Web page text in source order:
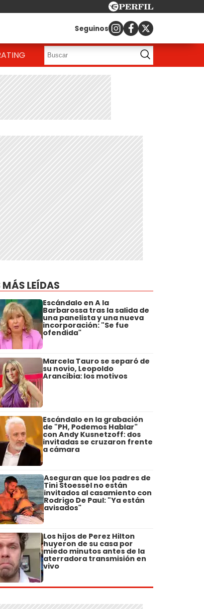
Seguinos
MÁS LEÍDAS
Escándalo en A la
Barbarossa tras la salida de
una panelista y una nueva
incorporación: "Se fue
ofendida"
Marcela Tauro se separó de
su novio, Leopoldo
Arancibia: los motivos
Escándalo en la grabación
de "PH, Podemos Hablar"
con Andy Kusnetzoff: dos
invitadas se cruzaron frente
a cámara
Aseguran que los padres de
Tini Stoessel no están
invitados al casamiento con
Rodrigo De Paul: "Ya están
avisados"
Los hijos de Perez Hilton
huyeron de su casa por
miedo minutos antes de la
aterradora transmisión en
vivo